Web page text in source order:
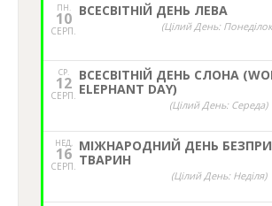
ПН.
10
СЕРП.
ВСЕСВІТНІЙ ДЕНЬ ЛЕВА
(Цілий День:
СР.
12
СЕРП.
ВСЕСВІТНІЙ ДЕНЬ СЛОНА
ELEPHANT DAY)
(Цілий День: Середа)
НЕД,
16
СЕРП.
МІЖНАРОДНИЙ ДЕНЬ
ТВАРИН
(Цілий День: Неділя)